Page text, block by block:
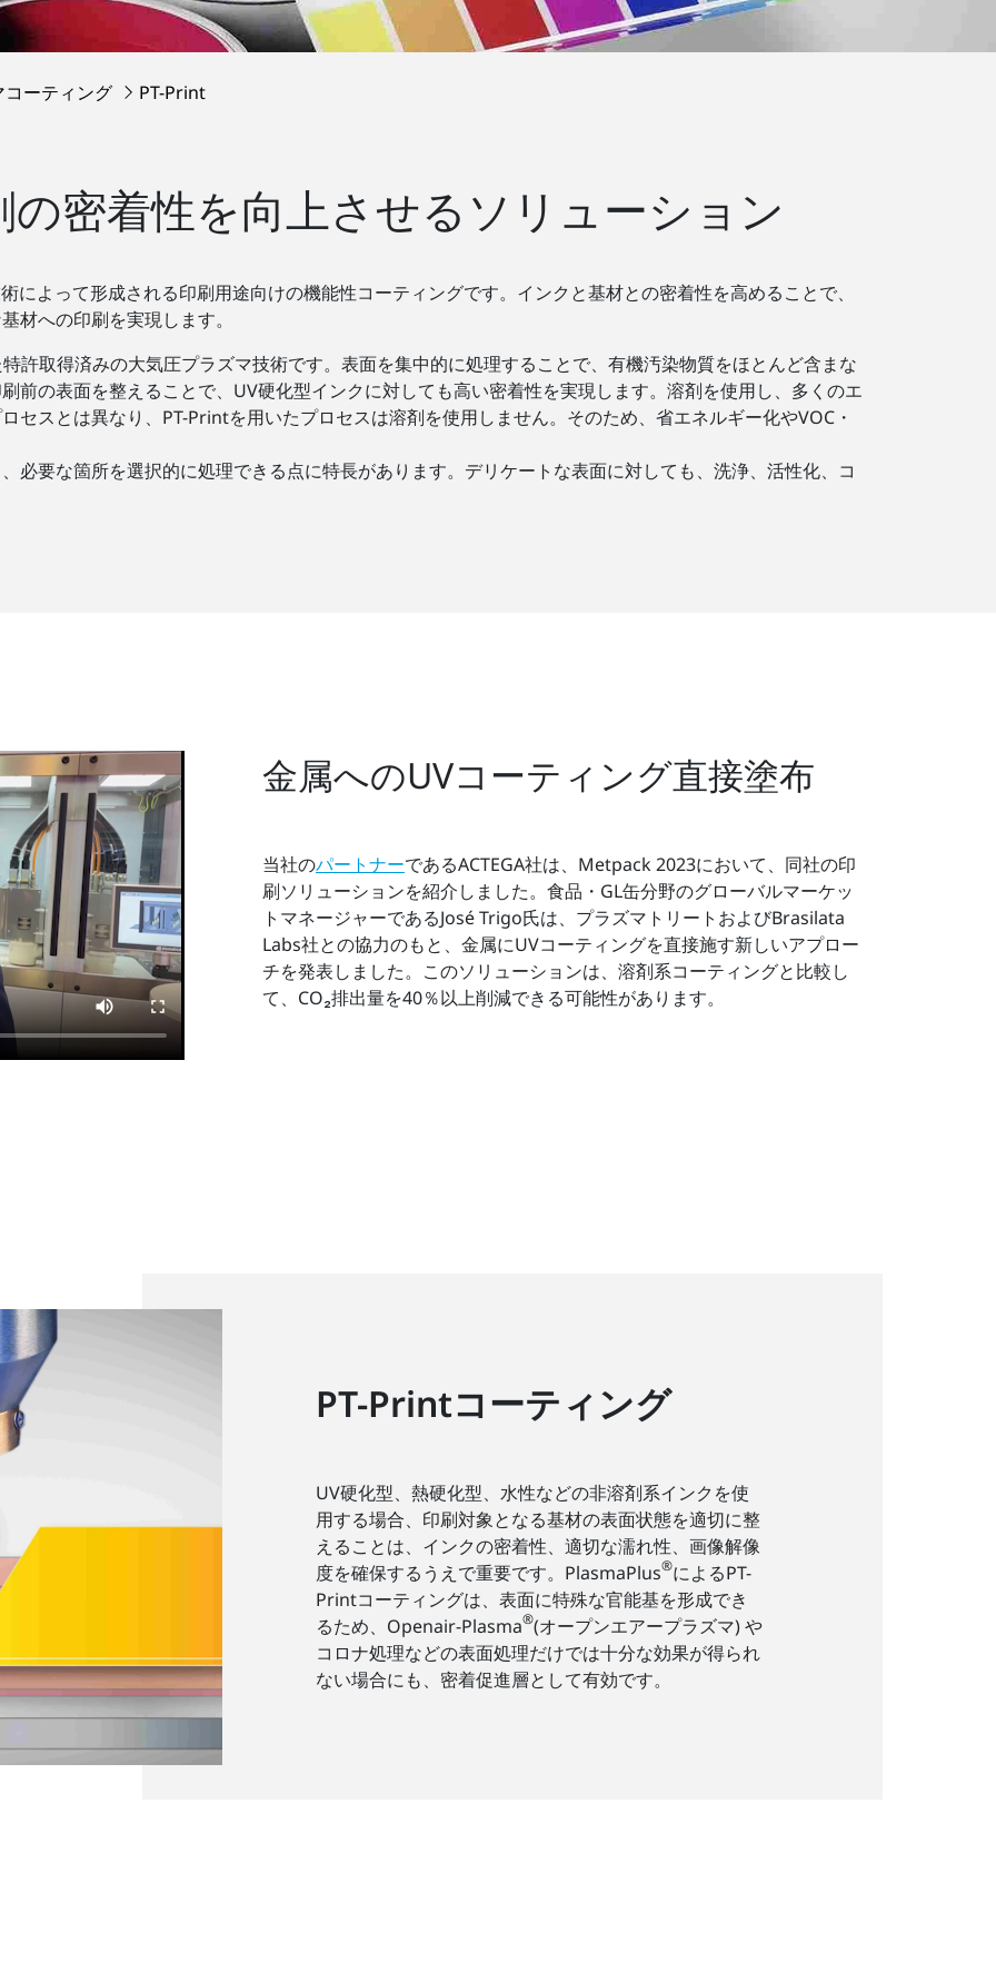
コーティング PT-Print
密着性を向上させるソリューション
によって形成される印刷用途向けの機能性コーティングです。インクと基材との密着性を高めることで、
材への印刷を実現します。
許取得済みの大気圧プラズマ技術です。表面を集中的に処理することで、有機汚染物質をほとんど含まな
前の表面を整えることで、UV硬化型インクに対しても高い密着性を実現します。溶剤を使用し、多くのエ
セスとは異なり、PT-Printを用いたプロセスは溶剤を使用しません。そのため、省エネルギー化やVOC・
必要な箇所を選択的に処理できる点に特長があります。デリケートな表面に対しても、洗浄、活性化、コ
金属へのUVコーティング直接塗布
当社のパートナーであるACTEGA社は、Metpack 2023において、同社の印
刷ソリューションを紹介しました。食品・GL缶分野のグローバルマーケッ
トマネージャーであるJosé Trigo氏は、プラズマトリートおよびBrasilata
Labs社との協力のもと、金属にUVコーティングを直接施す新しいアプロー
チを発表しました。このソリューションは、溶剤系コーティングと比較し
て、CO₂排出量を40％以上削減できる可能性があります。
PT-Printコーティング
UV硬化型、熱硬化型、水性などの非溶剤系インクを使
用する場合、印刷対象となる基材の表面状態を適切に整
えることは、インクの密着性、適切な濡れ性、画像解像
度を確保するうえで重要です。PlasmaPlus®によるPT-
Printコーティングは、表面に特殊な官能基を形成でき
るため、Openair-Plasma®(オープンエアープラズマ) や
コロナ処理などの表面処理だけでは十分な効果が得られ
ない場合にも、密着促進層として有効です。